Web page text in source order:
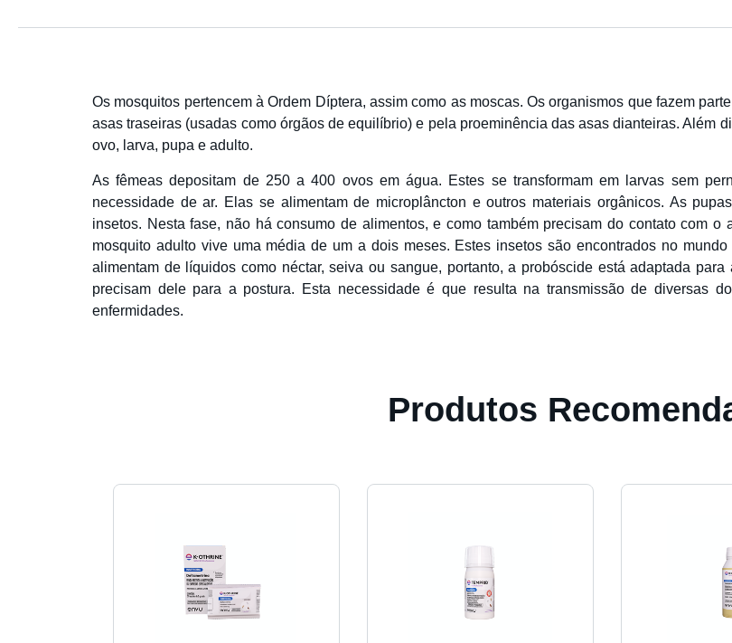
Os mosquitos pertencem à Ordem Díptera, assim como as moscas. Os organismos que fazem
asas traseiras (usadas como órgãos de equilíbrio) e pela proeminência das asas dianteiras. Além
ovo, larva, pupa e adulto.
As fêmeas depositam de 250 a 400 ovos em água. Estes se transformam em larvas sem
necessidade de ar. Elas se alimentam de microplâncton e outros materiais orgânicos. As
insetos. Nesta fase, não há consumo de alimentos, e como também precisam do contato com
mosquito adulto vive uma média de um a dois meses. Estes insetos são encontrados no
alimentam de líquidos como néctar, seiva ou sangue, portanto, a probóscide está adaptada
precisam dele para a postura. Esta necessidade é que resulta na transmissão de diversas
enfermidades.
Produtos